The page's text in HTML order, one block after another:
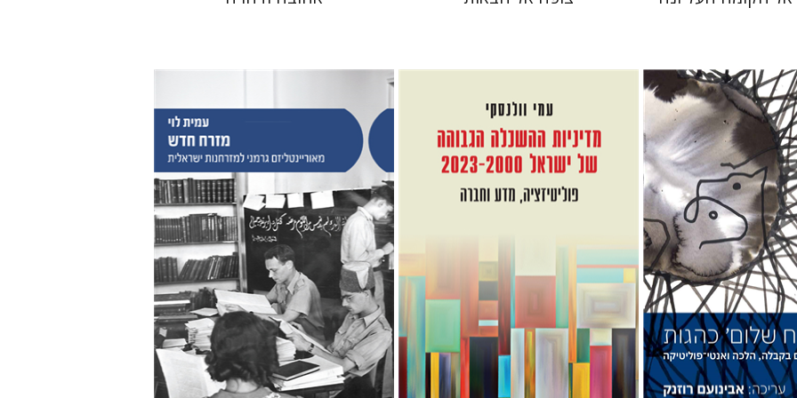
רוזנק
אתר ספר מודפס
$46
$41
עמי וולנסקי
הנחת אתר ספר מודפס
$46
$41
הנחת אתר ספר מודפס
$42
$38